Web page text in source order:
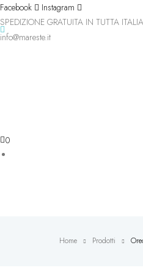
Facebook
Instagram
SPEDIZIONE GRATUITA IN TUTTA ITALIA
info@mareste.it
0
Home Prodotti